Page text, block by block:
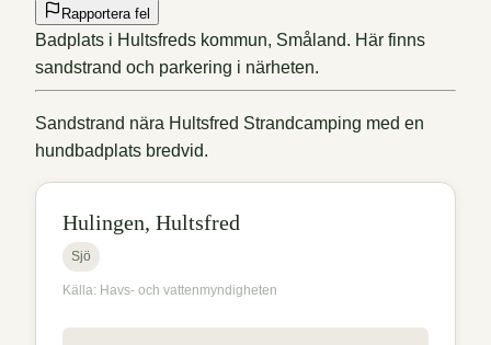
Rapportera fel
Badplats i Hultsfreds kommun, Småland. Här finns
sandstrand och parkering i närheten.
Sandstrand nära Hultsfred Strandcamping med en
hundbadplats bredvid.
Hulingen, Hultsfred
Sjö
Källa: Havs- och vattenmyndigheten